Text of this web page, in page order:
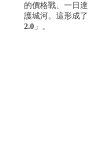
的價格戰、一日
護城河。這形成
2.0 」。